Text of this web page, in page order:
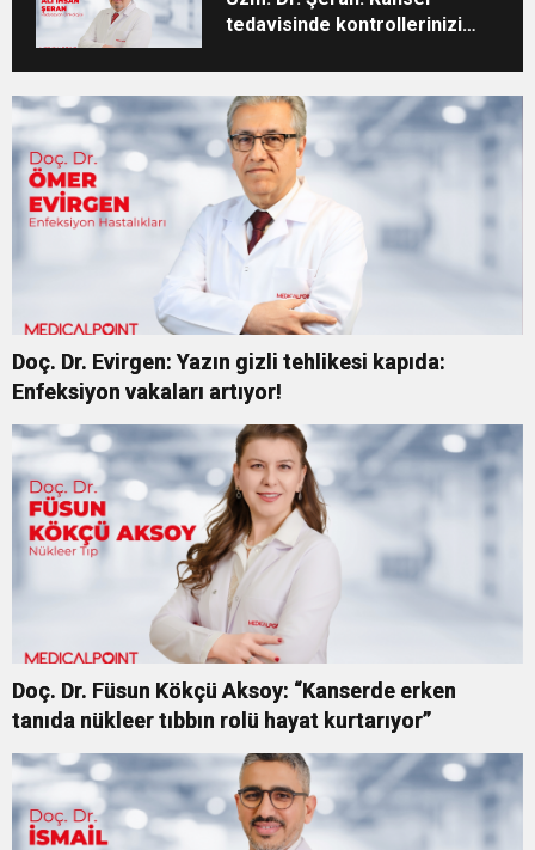
tedavisinde kontrollerinizi
Doç. Dr. Evirgen: Yazın gizli tehlikesi kapıda:
Enfeksiyon vakaları artıyor!
Doç. Dr. Füsun Kökçü Aksoy: “Kanserde erken
tanıda nükleer tıbbın rolü hayat kurtarıyor”